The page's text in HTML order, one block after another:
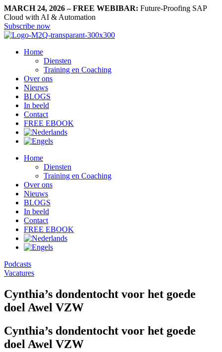
MARCH 24, 2026 – FREE WEBIBAR: Future-Proofing SAP
Cloud with AI & Automation
Subscribe now
Home
Diensten
Training en Coaching
Over ons
Nieuws
BLOGS
In beeld
Contact
FREE EBOOK
Home
Diensten
Training en Coaching
Over ons
Nieuws
BLOGS
In beeld
Contact
FREE EBOOK
Podcasts
Vacatures
Cynthia’s dondentocht voor het goede
doel Awel VZW
Cynthia’s dondentocht voor het goede
doel Awel VZW